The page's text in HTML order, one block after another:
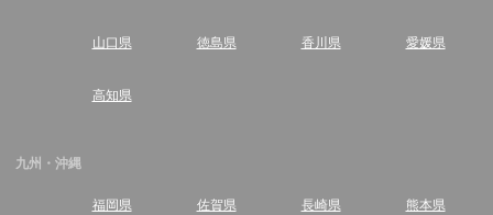
山口県 徳島県 香川県 愛媛県
高知県
九州・沖縄
福岡県 佐賀県 長崎県 熊本県